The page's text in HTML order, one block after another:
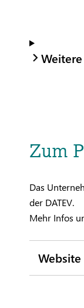
Zum
Das
der DATEV.
Mehr Infos